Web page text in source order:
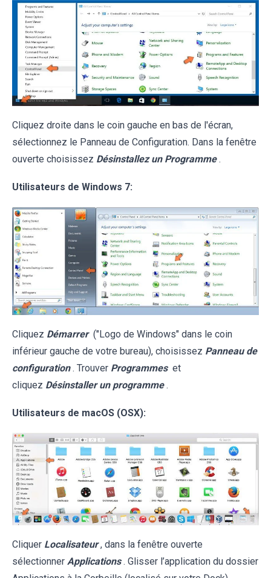
Cliquez droite dans le coin gauche en bas de l'écran,
sélectionnez le Panneau de Configuration. Dans la fenêtre
ouverte choisissez Désinstallez un Programme .
Utilisateurs de Windows 7:
Cliquez Démarrer ("Logo de Windows" dans le coin
inférieur gauche de votre bureau), choisissez Panneau de
configuration . Trouver Programmes et
cliquez Désinstaller un programme .
Utilisateurs de macOS (OSX):
Cliquer Localisateur , dans la fenêtre ouverte
sélectionner Applications . Glisser l’application du dossier